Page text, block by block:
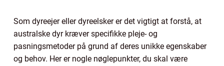
Som dyreejer eller dyreelsker er det vigtigt at forstå, at
australske dyr kræver specifikke pleje- og
pasningsmetoder på grund af deres unikke egenskaber
og behov. Her er nogle nøglepunkter, du skal være